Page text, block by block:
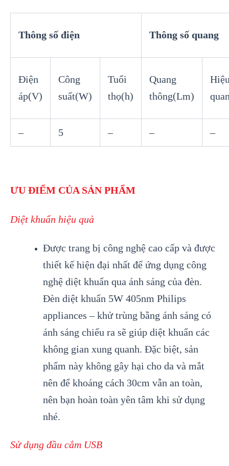
Thông số điện Thông số quang
Điện
áp(V)
Công
suất(W)
Tuổi
thọ(h)
Quang
thông(Lm)
– 5 – – –
ƯU ĐIỂM CỦA SẢN PHẨM
Diệt khuẩn hiệu quả
Được trang bị công nghệ cao cấp và được
thiết kế hiện đại nhất để ứng dụng công
nghệ diệt khuẩn qua ánh sáng của đèn.
Đèn diệt khuẩn 5W 405nm Philips
appliances – khử trùng bằng ánh sáng có
ánh sáng chiếu ra sẽ giúp diệt khuẩn các
không gian xung quanh. Đặc biệt, sản
phẩm này không gây hại cho da và mắt
nên để khoảng cách 30cm vẫn an toàn,
nên bạn hoàn toàn yên tâm khi sử dụng
nhé.
Sử dụng đầu cắm USB